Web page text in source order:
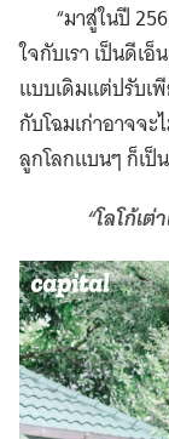
“มาสู่ในปี
ใจกับเรา เป็นดีเอ็
แบบเดิมแต่ปรับเ
กับโฉมเก่าอาจจ
ลูกโลกแบนๆ ก็เป็
“โลโก้เ